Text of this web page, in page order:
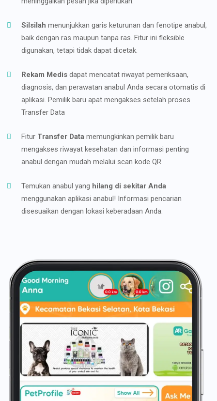
Silsilah menunjukkan garis keturunan dan fenotipe anabul,
baik dengan ras maupun tanpa ras. Fitur ini fleksible
digunakan, tetapi tidak dapat dicetak.
Rekam Medis dapat mencatat riwayat pemeriksaan,
diagnosis, dan perawatan anabul Anda secara otomatis di
aplikasi. Pemilik baru apat mengakses setelah proses
Transfer Data
Fitur Transfer Data memungkinkan pemilik baru
mengakses riwayat kesehatan dan informasi penting
anabul dengan mudah melalui scan kode QR.
Temukan anabul yang hilang di sekitar Anda
menggunakan aplikasi anabul! Informasi pencarian
disesuaikan dengan lokasi keberadaan Anda.